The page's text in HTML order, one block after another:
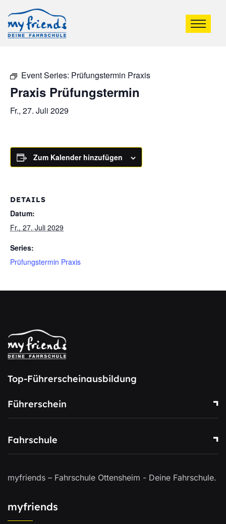
Event Series: Prüfungstermin Praxis
Praxis Prüfungstermin
Fr., 27. Juli 2029
Zum Kalender hinzufügen
DETAILS
Datum:
Fr., 27. Juli 2029
Series:
Prüfungstermin Praxis
Top-Führerscheinausbildung
Führerschein
Fahrschule
myfriends – Fahrschule Ottensheim - Deine Fahrschule.
myfriends